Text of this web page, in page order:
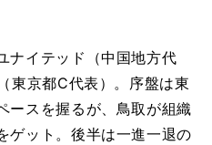
ナイテッド（中国地方代
東京都C代表）。序盤は東
ースを握るが、鳥取が組織
ゲット。後半は一進一退の